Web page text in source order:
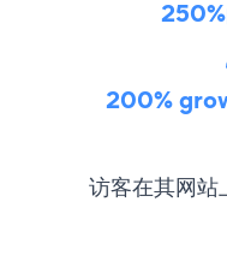
200%
访客在其网站